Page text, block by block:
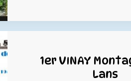
1er VINAY
Lans